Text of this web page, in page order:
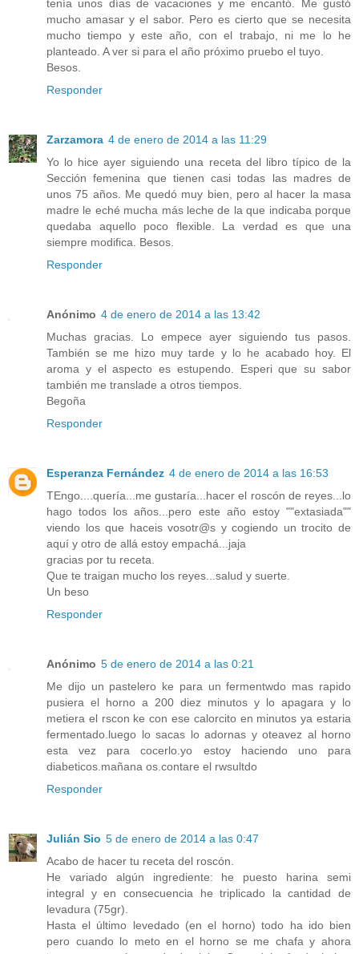
tenía unos días de vacaciones y me encantó. Me gustó
mucho amasar y el sabor. Pero es cierto que se necesita
mucho tiempo y este año, con el trabajo, ni me lo he
planteado. A ver si para el año próximo pruebo el tuyo.
Besos.
Responder
Zarzamora 4 de enero de 2014 a las 11:29
Yo lo hice ayer siguiendo una receta del libro típico de la
Sección femenina que tienen casi todas las madres de
unos 75 años. Me quedó muy bien, pero al hacer la masa
madre le eché mucha más leche de la que indicaba porque
quedaba aquello poco flexible. La verdad es que una
siempre modifica. Besos.
Responder
Anónimo 4 de enero de 2014 a las 13:42
Muchas gracias. Lo empece ayer siguiendo tus pasos.
También se me hizo muy tarde y lo he acabado hoy. El
aroma y el aspecto es estupendo. Esperi que su sabor
también me translade a otros tiempos.
Begoña
Responder
Esperanza Fernández 4 de enero de 2014 a las 16:53
TEngo....quería...me gustaría...hacer el roscón de reyes...lo
hago todos los años...pero este año estoy ""extasiada""
viendo los que haceis vosotr@s y cogiendo un trocito de
aquí y otro de allá estoy empachá...jaja
gracias por tu receta.
Que te traigan mucho los reyes...salud y suerte.
Un beso
Responder
Anónimo 5 de enero de 2014 a las 0:21
Me dijo un pastelero ke para un fermentwdo mas rapido
pusiera el horno a 200 diez minutos y lo apagara y lo
metiera el rscon ke con ese calorcito en minutos ya estaria
fermentado.luego lo sacas lo adornas y oteavez al horno
esta vez para cocerlo.yo estoy haciendo uno para
diabeticos.mañana os.contare el rwsultdo
Responder
Julián Sio 5 de enero de 2014 a las 0:47
Acabo de hacer tu receta del roscón.
He variado algún ingrediente: he puesto harina semi
integral y en consecuencia he triplicado la cantidad de
levadura (75gr).
Hasta el último levedado (en el horno) todo ha ido bien
pero cuando lo meto en el horno se me chafa y ahora